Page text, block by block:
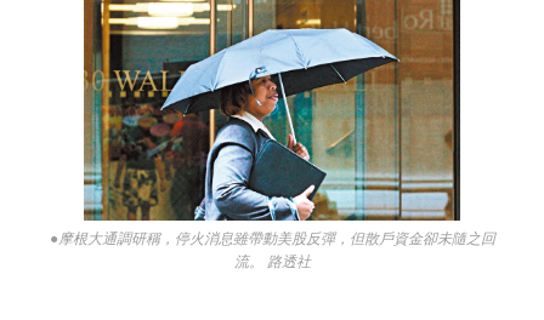
●摩根大通調研稱，停火消息雖帶動美股反彈，但散戶資金卻未隨之回
流。 路透社